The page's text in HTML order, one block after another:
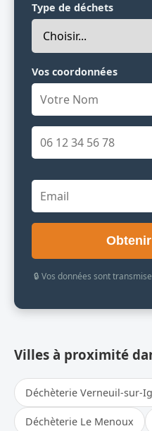
Type de déchets
Vos coordonnées
🔒 Vos données sont
Villes à proximité
Déchèterie Verneuil-sur-
Déchèterie Le Menoux